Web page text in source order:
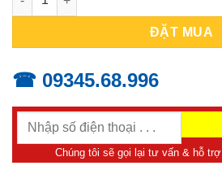
ĐẶT MUA
☎ 09345.68.996
Chúng tôi sẽ gọi lại tư vấn & hỗ